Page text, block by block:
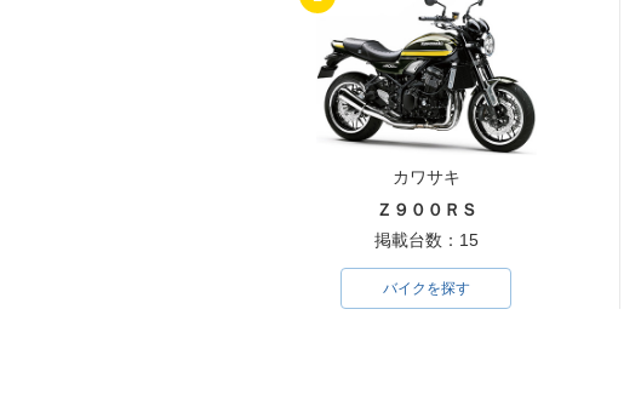
カワサキ
Ｚ９００ＲＳ
掲載台数：15
バイクを探す